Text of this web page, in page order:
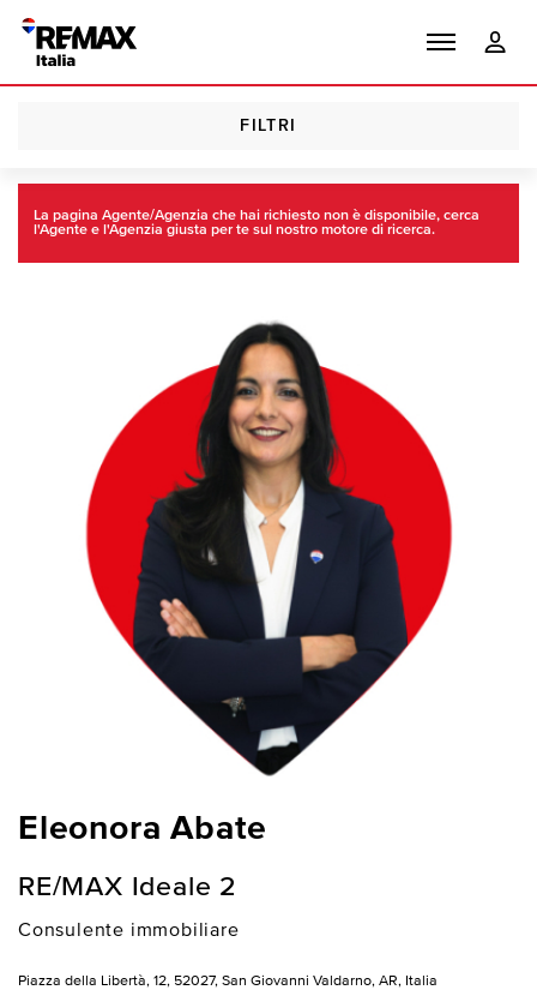
FILTRI
La pagina Agente/Agenzia che hai richiesto non è disponibile, cerca
l'Agente e l'Agenzia giusta per te sul nostro motore di ricerca.
Eleonora Abate
RE/MAX Ideale 2
Consulente immobiliare
Piazza della Libertà, 12, 52027, San Giovanni Valdarno, AR, Italia